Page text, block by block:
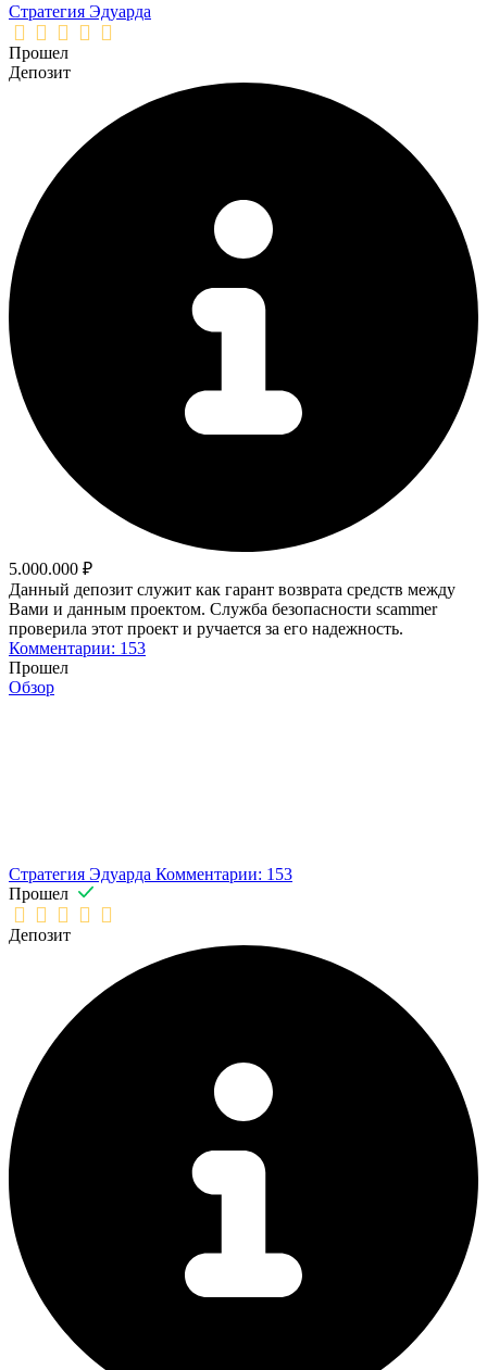
Стратегия Эдуарда
Прошел
Депозит
5.000.000 ₽
Данный депозит служит как гарант возврата средств между
Вами и данным проектом. Служба безопасности scammer
проверила этот проект и ручается за его надежность.
Комментарии: 153
Прошел
Обзор
Стратегия Эдуарда Комментарии: 153
Прошел
Депозит